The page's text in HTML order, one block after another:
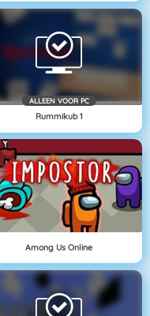
ALLEEN VOOR PC
Rummikub 1
Among Us Online